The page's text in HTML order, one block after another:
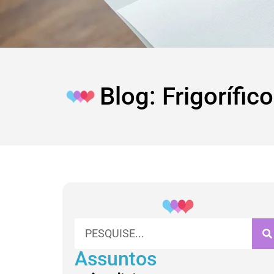
Blog: Frigorífico
Assuntos